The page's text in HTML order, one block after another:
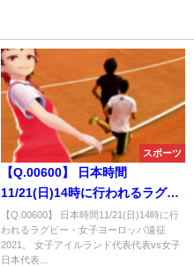
スポーツ
【Q.00600】 日本時間
11/21(日)14時に行われるラグビ
ー・女子ヨーロッパ遠征2021。
女子アイルランド代表代表vs女
子日本代表の試合結果は？
【Q.00600】 日本時間11/21(日)14時に行
われるラグビー・女子ヨーロッパ遠征
2021。 女子アイルランド代表代表vs女子
日本代表...